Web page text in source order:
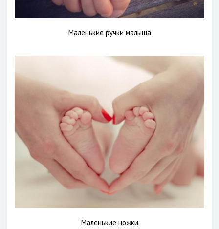
Маленькие ручки малыша
Маленькие ножки